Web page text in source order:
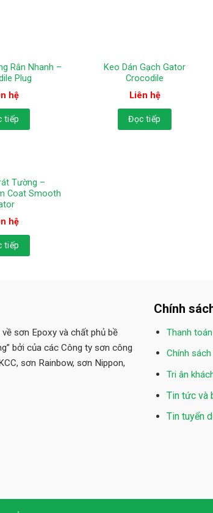
Rắn Nhanh –
Plug
hệ
tiếp
Keo Dán Gạch Gator
Crocodile
Liên hệ
Đọc tiếp
Tường –
Coat Smooth
hệ
tiếp
sơn Epoxy và chất phủ bề
bởi của các Công ty sơn công
sơn Rainbow, sơn Nippon,
Chính
Thanh
Chính
Tri ân
Tin tức và
Tin tuyển